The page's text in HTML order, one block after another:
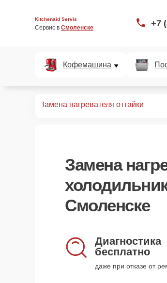
Kitchenaid Servis
Сервис в Смоленске +7
Кофемашина
Замена нагревателя оттайки
Замена
Смоленске
Диагностика
бесплатно
даже при отказе от